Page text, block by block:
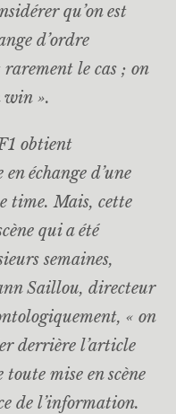
qu’on est
d’ordre
le cas ; on
win ».
obtient
échange d’une
time. Mais, cette
qui a été
semaines,
Saillou, directeur
« on
derrière l’article
mise en scène
de l’information.